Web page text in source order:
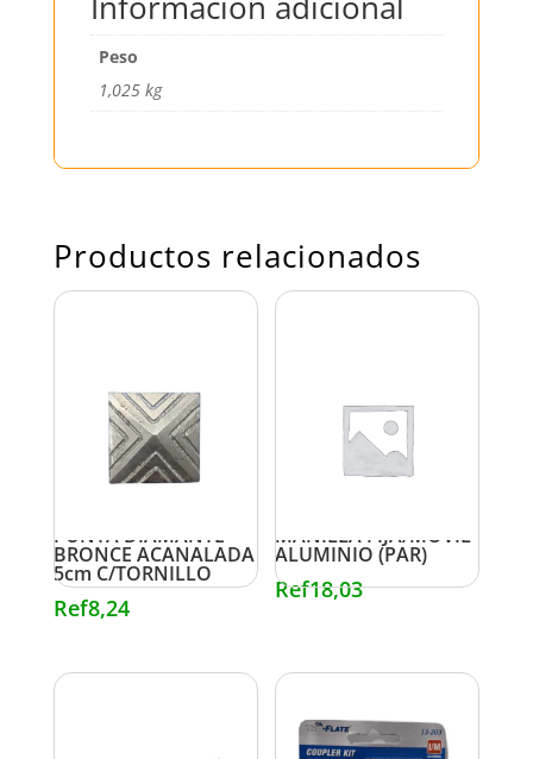
Peso
1,025 kg
Productos relacionados
PUNTA DIAMANTE
BRONCE ACANALADA
5cm C/TORNILLO
Ref8,24
MANILLA FIJA/MOVIL
ALUMINIO (PAR)
Ref18,03